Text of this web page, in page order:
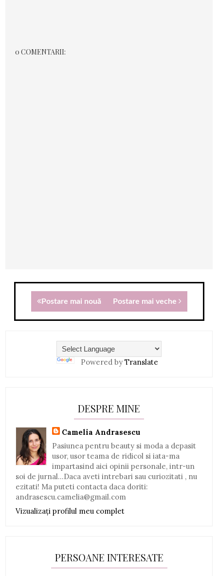
0 COMENTARII:
Postare mai nouă Postare mai veche
Powered by Translate
DESPRE MINE
Camelia Andrasescu
Pasiunea pentru beauty si moda a depasit
usor, usor teama de ridicol si iata-ma
impartasind aici opinii personale, intr-un
soi de jurnal...Daca aveti intrebari sau curiozitati , nu
ezitati! Ma puteti contacta daca doriti:
andrasescu.camelia@gmail.com
Vizualizați profilul meu complet
PERSOANE INTERESATE